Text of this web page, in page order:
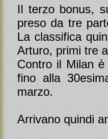
Il terzo bonus,
preso da tre
La classifica
Arturo, primi tre
Contro il Milan
fino alla
marzo.
Arrivano quindi